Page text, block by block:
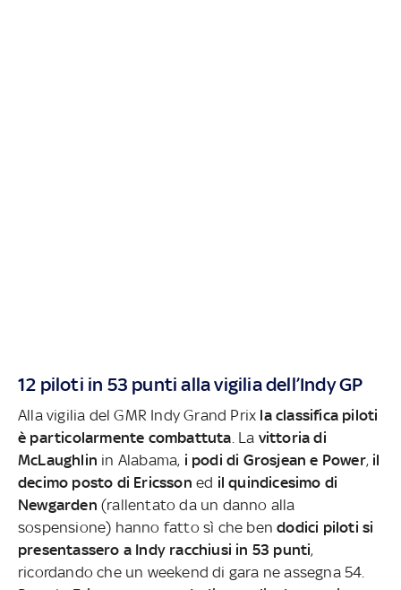
12 piloti in 53 punti alla vigilia dell’Indy GP
Alla vigilia del GMR Indy Grand Prix la classifica piloti
è particolarmente combattuta . La vittoria di
McLaughlin in Alabama, i podi di Grosjean e Power, il
decimo posto di Ericsson ed il quindicesimo di
Newgarden (rallentato da un danno alla
sospensione) hanno fatto sì che bendodici piloti si
presentassero a Indy racchiusi in 53 punti,
ricordando che un weekend di gara ne assegna 54.